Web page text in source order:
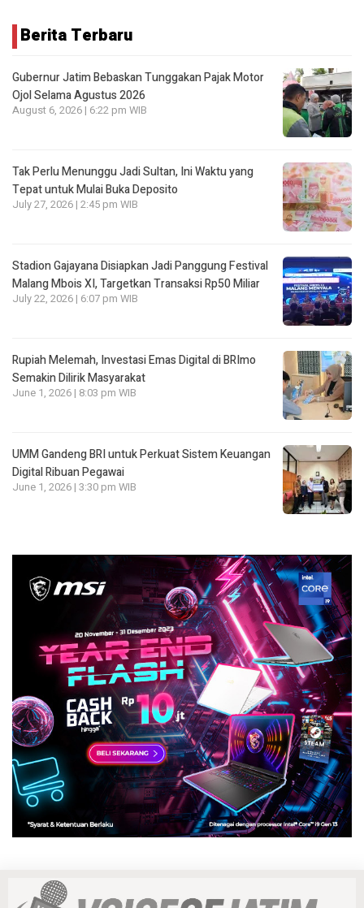
Berita Terbaru
Gubernur Jatim Bebaskan Tunggakan Pajak Motor
Ojol Selama Agustus 2026
August 6, 2026 | 6:22 pm WIB
Tak Perlu Menunggu Jadi Sultan, Ini Waktu yang
Tepat untuk Mulai Buka Deposito
July 27, 2026 | 2:45 pm WIB
Stadion Gajayana Disiapkan Jadi Panggung Festival
Malang Mbois XI, Targetkan Transaksi Rp50 Miliar
July 22, 2026 | 6:07 pm WIB
Rupiah Melemah, Investasi Emas Digital di BRImo
Semakin Dilirik Masyarakat
June 1, 2026 | 8:03 pm WIB
UMM Gandeng BRI untuk Perkuat Sistem Keuangan
Digital Ribuan Pegawai
June 1, 2026 | 3:30 pm WIB